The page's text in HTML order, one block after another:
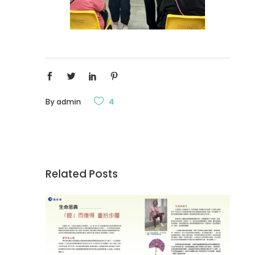
Byadmin 4
Related Posts